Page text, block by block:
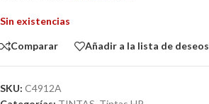
Sin existencias
Comparar Añadir a la lista de deseos
SKU: C4912A